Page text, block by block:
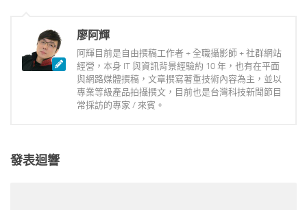
廖阿輝
阿輝目前是自由撰稿工作者 + 全職攝影師 + 社群網站
經營，本身 IT 與資訊背景經驗約 10 年，也有在平面
與網路媒體撰稿，文章撰寫著重技術內容為主，並以
專業等級產品拍攝撰文，目前也是台灣科技新聞節目
常採訪的專家 / 來賓。
發表迴響